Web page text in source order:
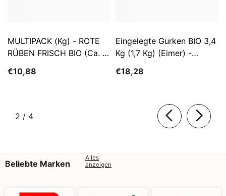
MULTIPACK (kg) - ROTE
RÜBEN FRISCH BIO (ca. 5
€10,88
Eingelegte Gurken BIO 3,4
Kg (1,7 Kg) (Eimer) -
€18,28
2 / von
4
Beliebte Marken
Alles
anzeigen